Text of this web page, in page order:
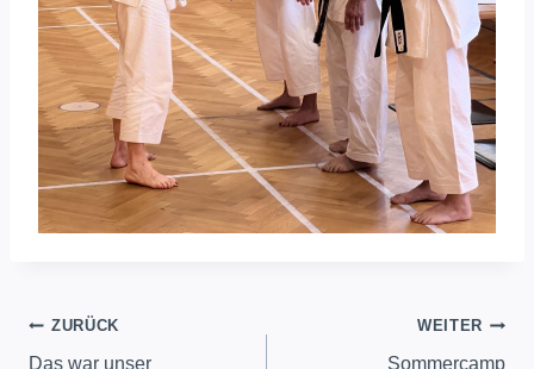
Beitragsnavigation
ZURÜCK
Das war unser
WEITER
Sommercamp